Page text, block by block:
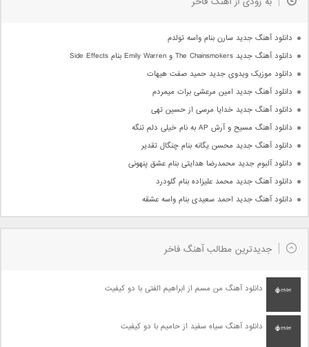
دانلود آهنگ جدید سارن بنام واسه تولدم
دانلود آهنگ جدید The Chainsmokers و Emily Warren بنام Side Effects
دانلود موزیک ویدوی جدید حمید صفت هیهات
دانلود آهنگ جدید امین مرعشی برات میمردم
دانلود آهنگ جدید خدایا مرسی از حسین تهی
دانلود آهنگ مسیح و آرش AP به نام خیلی دلم تنگه
دانلود آهنگ جدید محسن یگانه بنام چنگال تقدیر
دانلود آلبوم جدید محمدرضا هدایتی بنام عشق پنهونی
دانلود آهنگ جدید محمد علیزاده بنام گلودرد
دانلود آهنگ جدید احمد سعیدی بنام واسه عشقه
جدیدترین مطالب آهنگ فاخر
دانلود آهنگ من مسم از ابراهیم الفتی با دو کیفیت
دانلود آهنگ سیاه سفید از حامیم با دو کیفیت